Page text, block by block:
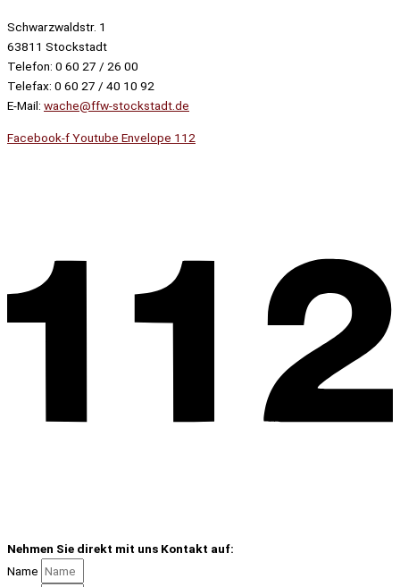
Schwarzwaldstr. 1
63811 Stockstadt
Telefon: 0 60 27 / 26 00
Telefax: 0 60 27 / 40 10 92
E-Mail: wache@ffw-stockstadt.de
Facebook-fYoutube Envelope 112
Nehmen Sie direkt mit uns Kontakt auf:
Name